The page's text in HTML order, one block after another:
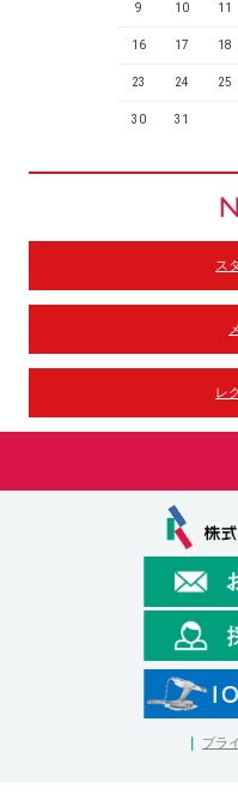
9 10 11
16 17 18
23 24 25
30 31
ス
レ
プラ